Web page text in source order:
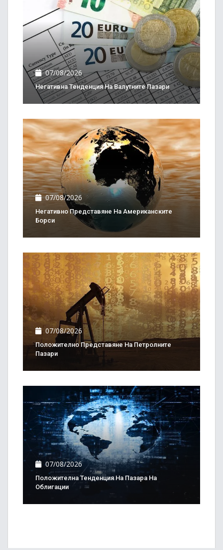
07/08/2026
Негативна Тенденция На Валутните Пазари
07/08/2026
Негативно Представяне На Американските
Борси
07/08/2026
Положително Представяне На Петролните
Пазари
07/08/2026
Положителна Тенденция На Пазара На
Облигации